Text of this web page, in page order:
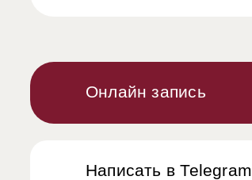
Онлайн запись
Написать в Telegram